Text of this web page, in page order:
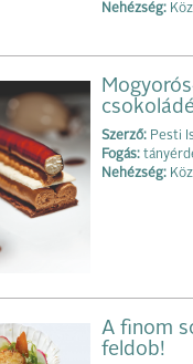
Nehézség:
Szerző: Pesti
Fogás:
Nehézség:
A finom
feldob!